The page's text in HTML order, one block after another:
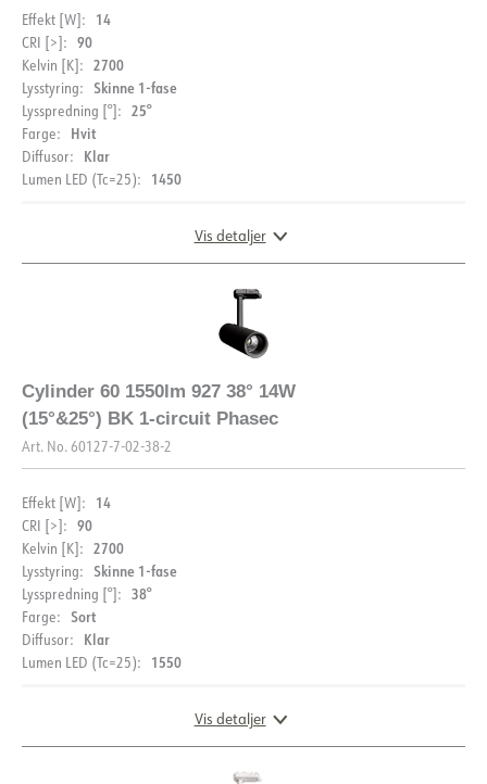
Effekt [W]: 14
CRI [>]: 90
Kelvin [K]: 2700
Lysstyring: Skinne 1-fase
Lysspredning [°]: 25°
Farge: Hvit
Diffusor: Klar
Lumen LED (Tc=25): 1450
Vis detaljer
DIMENSJONER OG LYSDISTRIBUSJON
Cylinder 60 1550lm 927 38° 14W
(15°&25°) BK 1-circuit Phasec
Art. No. 60127-7-02-38-2
Effekt [W]: 14
CRI [>]: 90
Kelvin [K]: 2700
Lysstyring: Skinne 1-fase
Lysspredning [°]: 38°
Farge: Sort
Diffusor: Klar
Lumen LED (Tc=25): 1550
Vis detaljer